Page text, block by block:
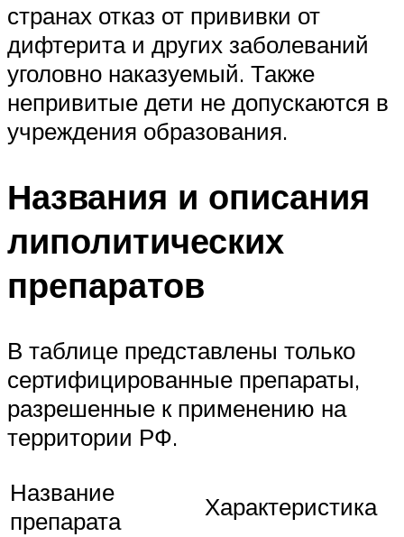
странах отказ от прививки от
дифтерита и других заболеваний
уголовно наказуемый. Также
непривитые дети не допускаются в
учреждения образования.
Названия и описания
липолитических
препаратов
В таблице представлены только
сертифицированные препараты,
разрешенные к применению на
территории РФ.
Название
препарата
Характеристика